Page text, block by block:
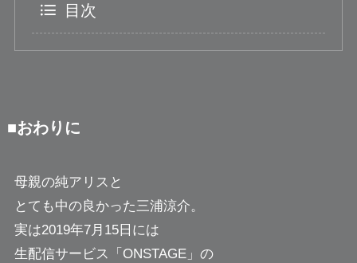
目次
■おわりに
母親の純アリスと
とても中の良かった三浦涼介。
実は2019年7月15日には
生配信サービス「ONSTAGE」の